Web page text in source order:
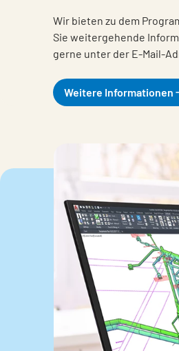
Wir bieten zu dem
Sie weitergehende
gerne unter der E-Mail-
Weitere Informationen